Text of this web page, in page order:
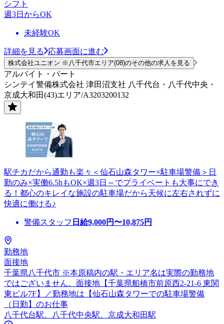
シフト
週3日からOK
未経験OK
詳細を見る 応募画面に進む
株式会社ユニオン ※八千代市エリア(08)のその他の求人を見る
アルバイト・パート
シンテイ警備株式会社 津田沼支社 八千代台・八千代中央・
京成大和田(43)エリア/A3203200132
駅チカだから通勤も楽々＜仙石山森タワー×駐車場警備＞日
勤のみ×実働6.5hもOK×週3日～でプライベートも大事にでき
る！都心のキレイな施設の駐車場だから天候に左右されずに
快適に働ける♪
警備スタッフ 日給9,000円〜10,875円
勤務地
面接地
千葉県八千代市 ※本原稿内の駅・エリア名は実際の勤務地
ではございません。面接地【千葉県船橋市前原西2-21-6 東関
東ビル7F】／勤務地は【仙石山森タワーでの駐車場警備
（日勤】のお仕事
八千代台駅、八千代中央駅、京成大和田駅